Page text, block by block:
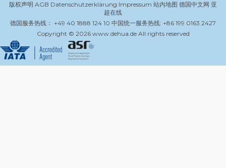
版权声明 AGB Datenschutzerklärung Impressum 站内地图 德国中文网 亚
超在线
德国服务热线： +49 40 1888 124 10 中国统一服务热线: +86 199 0163 2427
Copyright © 2026 www.dehua.de All rights reserved